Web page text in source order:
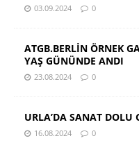
03.09.2024 0
ATGB.BERLİN ÖRNEK
YAŞ GÜNÜNDE ANDI
23.08.2024 0
URLA’DA SANAT DOLU
16.08.2024 0